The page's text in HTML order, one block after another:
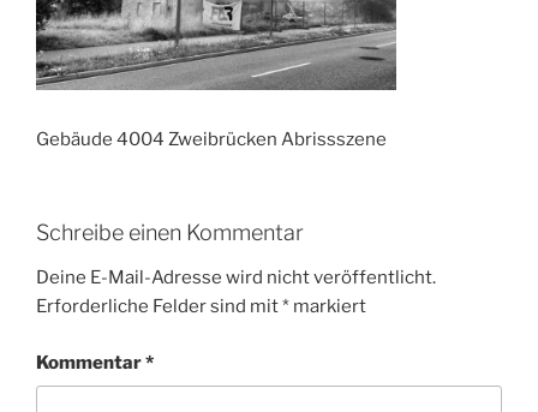
Gebäude 4004 Zweibrücken Abrissszene
Schreibe einen Kommentar
Deine E-Mail-Adresse wird nicht veröffentlicht.
Erforderliche Felder sind mit* markiert
Kommentar*